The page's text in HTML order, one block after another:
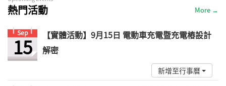
熱門活動 More →
Sep
15
【實體活動】9月15日 電動車充電暨充電樁設計
解密
新增至行事曆